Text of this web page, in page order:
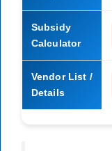
Subsidy
Calculator
Vendor List /
Details